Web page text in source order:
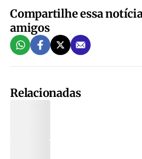
Compartilhe essa
amigos
Relacionadas